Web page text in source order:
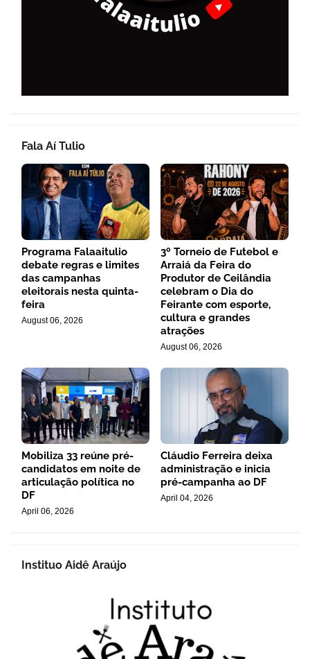
Fala Aí Tulio
Programa Falaaitulio
debate regras e limites
das campanhas
eleitorais nesta quinta-
feira
August 06, 2026
3º Torneio de Futebol e
Arraiá da Feira do
Produtor de Ceilândia
celebram o Dia do
Feirante com esporte,
cultura e grandes
atrações
August 06, 2026
Mobiliza 33 reúne pré-
candidatos em noite de
articulação política no
DF
April 06, 2026
Cláudio Ferreira deixa
administração e inicia
pré-campanha ao DF
April 04, 2026
Instituo Aidê Araújo